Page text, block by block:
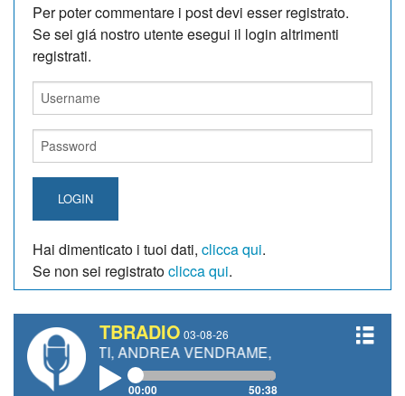
Per poter commentare i post devi esser registrato.
Se sei giá nostro utente esegui il login altrimenti
registrati.
LOGIN
Hai dimenticato i tuoi dati, clicca qui.
Se non sei registratoclicca qui.
TBRADIO 03-08-26
ANDREA VENDRAME, FILIPPO FIORELLI
00:00 50:38